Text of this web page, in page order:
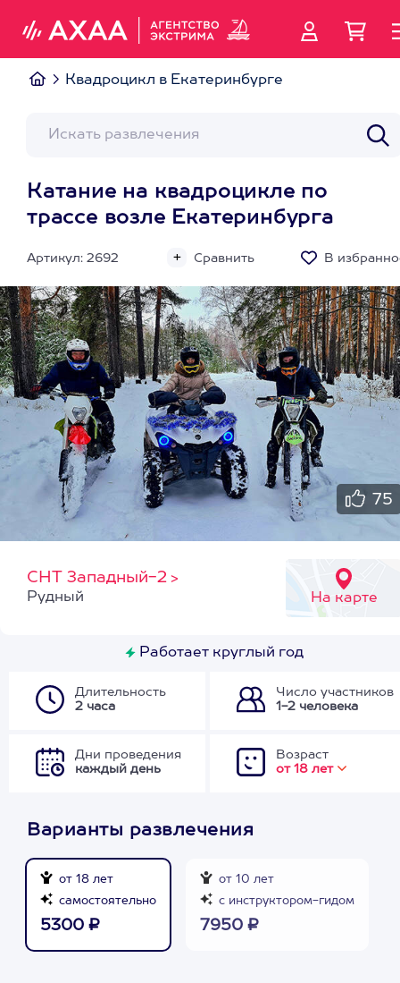
Квадроцикл в Екатеринбурге
Катание на квадроцикле по
трассе возле Екатеринбурга
Артикул: 2692 Сравнить В
75
СНТ Западный-2 >
На карте
Рудный
Работает круглый год
Длительность
2 часа
Число участников
1-2 человека
Дни проведения
каждый день
Возраст
от 18 лет
Варианты развлечения
от 18 лет
самостоятельно
5300 ₽
от 10 лет
с инструктором-гидом
7950 ₽